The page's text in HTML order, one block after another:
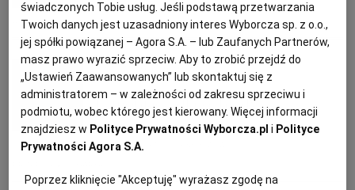
KIELCE
KOSZALIN
KRAKÓW
SŁÓWKA. MAGAZYN O JĘZYKU
GAZETA.PL
TOK FM
SPORT.PL
BOTWINA OWSIANKA PRZEPISY KULINARNE RABARBAR
Magazyn Kuchnia
Lemoniada dla ochłody
CYTRYNA KWIATY CZARNEGO BZU
świadczonych Tobie usług. Jeśli podstawą przetwarzania
Twoich danych jest uzasadniony interes Wyborcza sp. z o.o.,
jej spółki powiązanej – Agora S.A. – lub Zaufanych Partnerów,
masz prawo wyrazić sprzeciw. Aby to zrobić przejdź do
„Ustawień Zaawansowanych” lub skontaktuj się z
administratorem – w zależności od zakresu sprzeciwu i
podmiotu, wobec którego jest kierowany. Więcej informacji
znajdziesz w Polityce Prywatności Wyborcza.pl i Polityce
Prywatności Agora S.A.
Poprzez kliknięcie "Akceptuję" wyrażasz zgodę na